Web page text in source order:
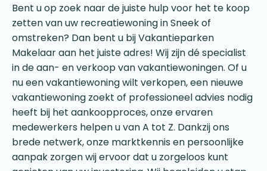
Bent u op zoek naar de juiste hulp voor het te koop
zetten van uw recreatiewoning in Sneek of
omstreken? Dan bent u bij Vakantieparken
Makelaar aan het juiste adres! Wij zijn dé specialist
in de aan- en verkoop van vakantiewoningen. Of u
nu een vakantiewoning wilt verkopen, een nieuwe
vakantiewoning zoekt of professioneel advies nodig
heeft bij het aankoopproces, onze ervaren
medewerkers helpen u van A tot Z. Dankzij ons
brede netwerk, onze marktkennis en persoonlijke
aanpak zorgen wij ervoor dat u zorgeloos kunt